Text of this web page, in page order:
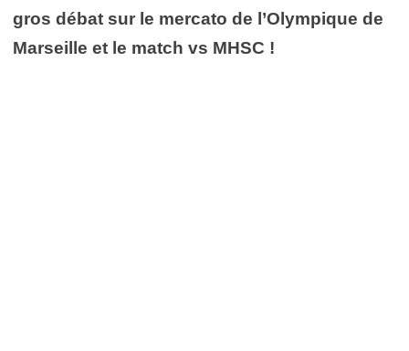
gros débat sur le mercato de l’Olympique de
Marseille et le match vs MHSC !